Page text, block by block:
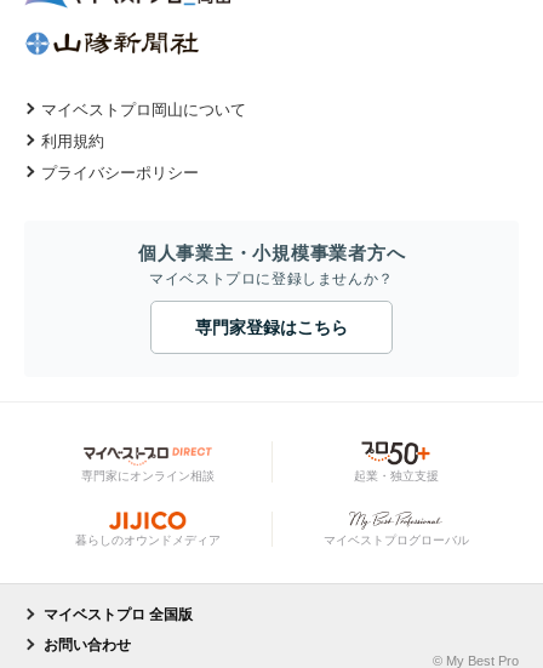
マイベストプロ岡山について
利用規約
プライバシーポリシー
個人事業主・小規模事業者方へ
マイベストプロに登録しませんか？
専門家登録はこちら
専門家にオンライン相談 起業・独立支援
暮らしのオウンドメディア マイベストプログローバル
マイベストプロ 全国版
お問い合わせ
© My Best Pro